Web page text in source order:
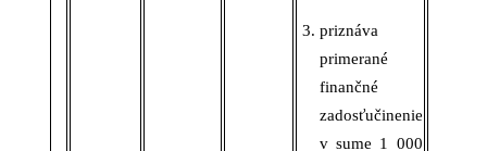
priznáva
primerané
finančné
zadosťučinenie
v sume 1 000